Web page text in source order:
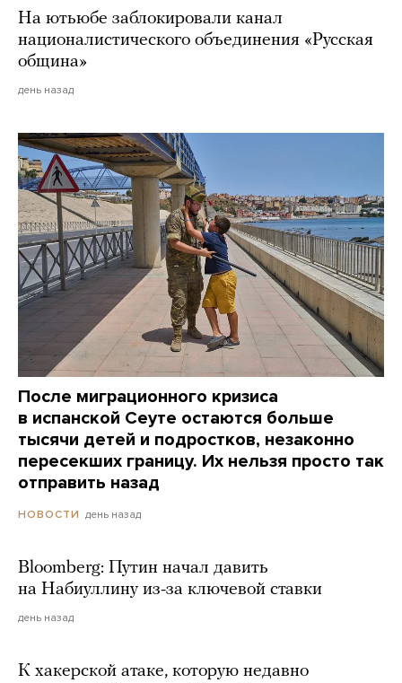
На ютьюбе заблокировали канал
националистического объединения «Русская
община»
день назад
После миграционного кризиса
в испанской Сеуте остаются больше
тысячи детей и подростков, незаконно
пересекших границу. Их нельзя просто так
отправить назад
НОВОСТИ день назад
Bloomberg: Путин начал давить
на Набиуллину из-за ключевой ставки
день назад
К хакерской атаке, которую недавно